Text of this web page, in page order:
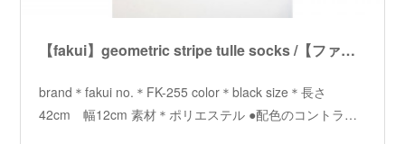
【fakui】geometric stripe tulle socks /【ファクイ】ジオメトリックストライプチュールソックス
brand＊fakui no.＊FK-255 color＊black size＊長さ
42cm 幅12cm 素材＊ポリエステル ●配色のコントラ…